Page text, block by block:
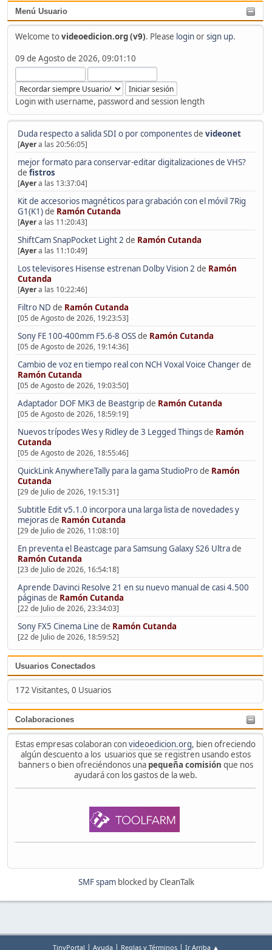
Menú Usuario
Welcome tovideoedicion.org (v9). Please loginorsign up.
09 de Agosto de 2026, 09:01:10
Login with username, password and session length
Duda respecto a salida SDI o por componentesde videonet
[Ayera las 20:56:05]
mejor formato para conservar-editar digitalizaciones de VHS?
de fistros
[Ayera las 13:37:04]
Kit de accesorios magnéticos para grabación con el móvil 7Rig
G1(K1)de Ramón Cutanda
[Ayera las 11:20:43]
ShiftCam SnapPocket Light 2 de Ramón Cutanda
[Ayera las 11:10:49]
Los televisores Hisense estrenan Dolby Vision 2 de Ramón
Cutanda
[Ayera las 10:22:46]
Filtro ND de Ramón Cutanda
[05 de Agosto de 2026, 19:23:53]
Sony FE 100-400mm F5.6-8 OSSde Ramón Cutanda
[05 de Agosto de 2026, 19:14:36]
Cambio de voz en tiempo real con NCH Voxal Voice Changerde
Ramón Cutanda
[05 de Agosto de 2026, 19:03:50]
Adaptador DOF MK3 de Beastgripde Ramón Cutanda
[05 de Agosto de 2026, 18:59:19]
Nuevos trípodes Wes y Ridley de 3 Legged Thingsde Ramón
Cutanda
[05 de Agosto de 2026, 18:55:46]
QuickLink AnywhereTally para la gama StudioProde Ramón
Cutanda
[29 de Julio de 2026, 19:15:31]
Subtitle Edit v5.1.0 incorpora una larga lista de novedades y
mejorasde Ramón Cutanda
[29 de Julio de 2026, 11:08:10]
En preventa el Beastcage para Samsung Galaxy S26 Ultrade
Ramón Cutanda
[23 de Julio de 2026, 16:54:18]
Aprende Davinci Resolve 21 en su nuevo manual de casi 4.500
páginasde Ramón Cutanda
[22 de Julio de 2026, 23:34:03]
Sony FX5 Cinema Line de Ramón Cutanda
[22 de Julio de 2026, 18:59:52]
Usuarios Conectados
172 Visitantes, 0 Usuarios
Colaboraciones
Estas empresas colaboran convideoedicion.org, bien ofreciendo
algún descuento a los usuarios que se registren usando estos
banners o bien ofreciéndonos una pequeña comisión que nos
ayudará con los gastos de la web.
SMF spamblocked by CleanTalk
TinyPortal | Ayuda | Reglas y Términos | Ir Arriba ▲